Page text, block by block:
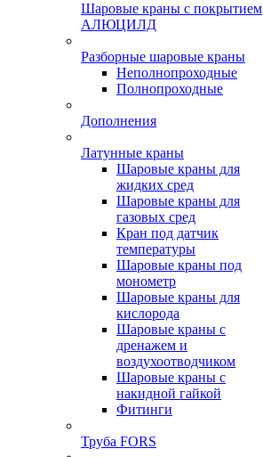
Шаровые краны с покрытием
АЛЮЦИЛД
Разборные шаровые краны
Неполнопроходные
Полнопроходные
Дополнения
Латунные краны
Шаровые краны для
жидких сред
Шаровые краны для
газовых сред
Кран под датчик
температуры
Шаровые краны под
монометр
Шаровые краны для
кислорода
Шаровые краны с
дренажем и
воздухоотводчиком
Шаровые краны с
накидной гайкой
Фитинги
Труба FORS